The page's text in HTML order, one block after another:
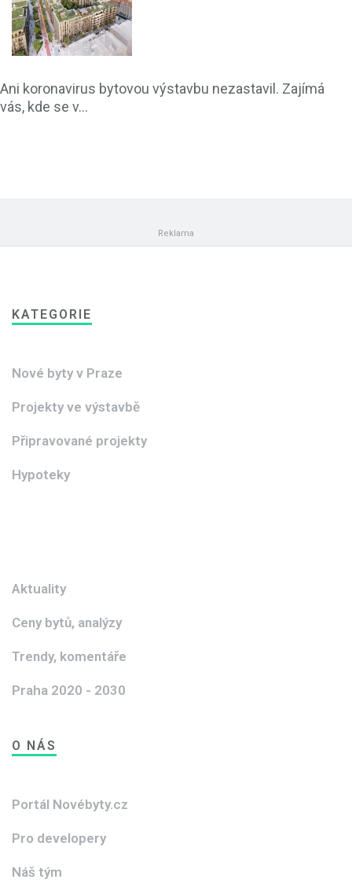
Ani koronavirus bytovou výstavbu nezastavil. Zajímá
vás, kde se v...
KATEGORIE
Nové byty v Praze
Projekty ve výstavbě
Připravované projekty
Hypoteky
Aktuality
Ceny bytů, analýzy
Trendy, komentáře
Praha 2020 - 2030
O NÁS
Portál Novébyty.cz
Pro developery
Náš tým